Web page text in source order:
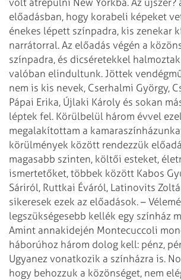
előadásban, hogy korabeli képeket
énekes lépett színpadra, kis zenekar
narrátorral. Az előadás végén a
színpadra, és dicséretekkel
valóban elindultunk. Jöttek
nem is kis nevek, Cserhalmi György,
Pápai Erika, Újlaki Károly és sokan
léptek fel. Körülbelül három évvel
megalakítottam a
körülmények között rendezzük
magasabb szinten, költői esteket,
ismertetőket, többek között Kabos
Sáriról, Ruttkai Éváról, Latinovits
sikeresek ezek az előadások. –
legszükségesebb kellék egy színház
Amint annakidején Montecuccoli
háborúhoz három dolog kell: pénz,
Ugyanez vonatkozik a színházra is.
hogy behozzuk a közönséget, nem